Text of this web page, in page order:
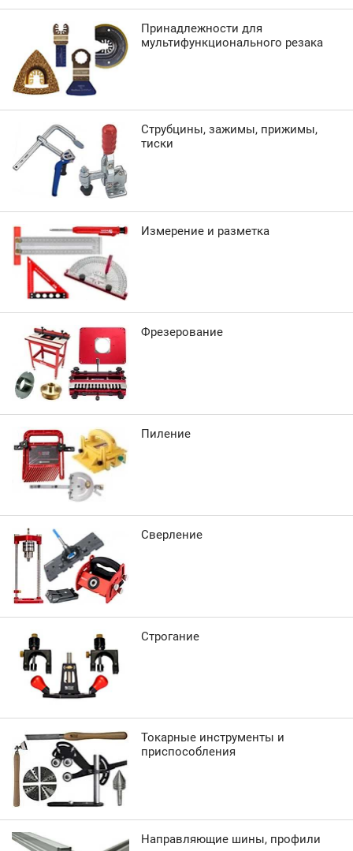
Принадлежности для
мультифункционального резака
Струбцины, зажимы, прижимы,
тиски
Измерение и разметка
Фрезерование
Пиление
Сверление
Строгание
Токарные инструменты и
приспособления
Направляющие шины, профили